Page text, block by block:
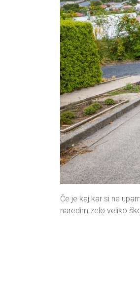
Če je kaj kar si ne
naredim zelo veliko